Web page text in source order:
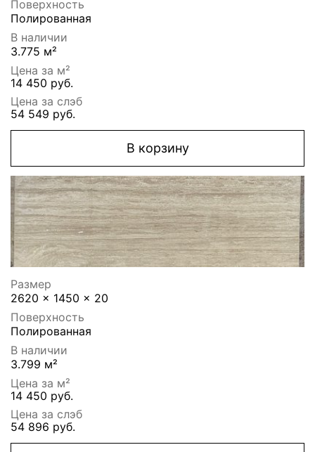
Поверхность
Полированная
В наличии
3.775 м²
Цена за м²
14 450 руб.
Цена за слэб
54 549 руб.
В корзину
Размер
2620 x 1450 x 20
Поверхность
Полированная
В наличии
3.799 м²
Цена за м²
14 450 руб.
Цена за слэб
54 896 руб.